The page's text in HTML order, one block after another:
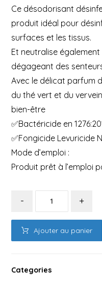
Ce désodorisant
produit idéal pour
surfaces et les tissus.
Et neutralise
dégageant des
Avec le délicat parfum
du thé vert et du
bien-être
✅Bactéricide en
✅Fongicide Levuricide
Mode d’emploi :
Produit prêt à l’emploi
- +
Ajouter au panier
Categories